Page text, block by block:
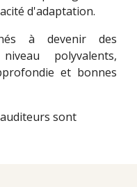
d'adaptation.
à devenir des
polyvalents,
et bonnes
sont